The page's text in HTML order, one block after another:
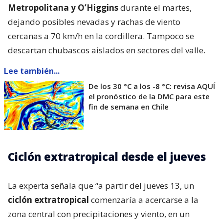
Metropolitana y O’Higginsdurante el martes,
dejando posibles nevadas y rachas de viento
cercanas a 70 km/h en la cordillera. Tampoco se
descartan chubascos aislados en sectores del valle.
Lee también...
De los 30 °C a los -8 °C: revisa AQUÍ
el pronóstico de la DMC para este
fin de semana en Chile
Ciclón extratropical desde el jueves
La experta señala que “a partir del jueves 13, un
ciclón extratropical comenzaría a acercarse a la
zona central con precipitaciones y viento, en un